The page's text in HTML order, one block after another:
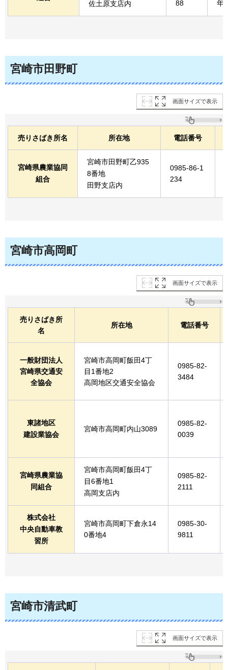
佐土原支店内 88 年
宮崎市田野町
画面サイズで表示
売りさばき所名 所在地 電話番号
宮崎県農業協同
組合
宮崎市田野町乙935
8番地
田野支店内
0985-86-1
234
宮崎市高岡町
画面サイズで表示
売りさばき所
名
所在地 電話番号
一般財団法人
宮崎県交通安
全協会
宮崎市高岡町飯田4丁
目1番地2
高岡地区交通安全協会
0985-82-
3484
東諸地区
建設業協会
宮崎市高岡町内山3089
0985-82-
0039
宮崎県農業協
同組合
宮崎市高岡町飯田4丁
目6番地1
高岡支店内
0985-82-
2111
株式会社
中央自動車教
習所
宮崎市高岡町下倉永14
0番地4
0985-30-
9811
宮崎市清武町
画面サイズで表示